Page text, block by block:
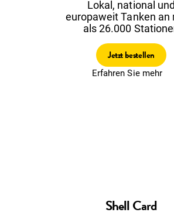
Lokal, national und
europaweit Tanken an
als 26.000
Jetzt bestellen
Erfahren Sie mehr
Shell Card